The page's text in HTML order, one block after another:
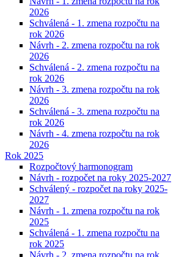
2026
Schválená - 1. zmena rozpočtu na
rok 2026
Návrh - 2. zmena rozpočtu na rok
2026
Schválená - 2. zmena rozpočtu na
rok 2026
Návrh - 3. zmena rozpočtu na rok
2026
Schválená - 3. zmena rozpočtu na
rok 2026
Návrh - 4. zmena rozpočtu na rok
2026
Rok 2025
Rozpočtový harmonogram
Návrh - rozpočet na roky 2025-2027
Schválený - rozpočet na roky 2025-
2027
Návrh - 1. zmena rozpočtu na rok
2025
Schválená - 1. zmena rozpočtu na
rok 2025
Návrh - 2. zmena rozpočtu na rok